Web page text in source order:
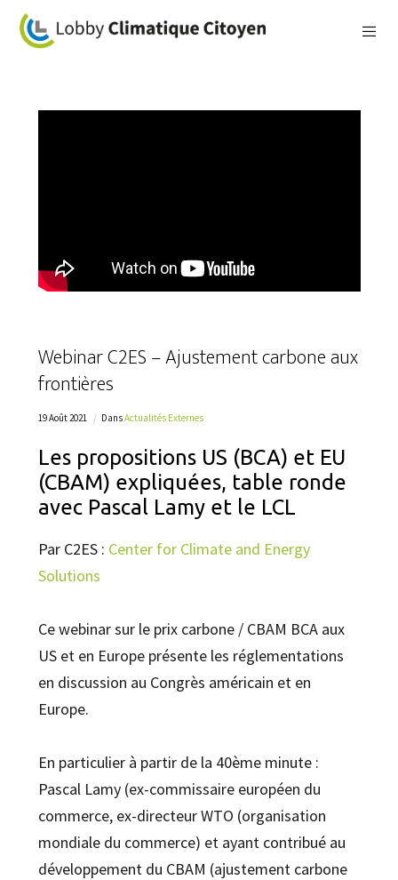
Webinar C2ES – Ajustement carbone aux
frontières
19 Août 2021 DansActualités Externes
Les propositions US (BCA) et EU
(CBAM) expliquées, table ronde
avec Pascal Lamy et le LCL
Par C2ES : Center for Climate and Energy
Solutions
Ce webinar sur le prix carbone / CBAM BCA aux
US et en Europe présente les réglementations
en discussion au Congrès américain et en
Europe.
En particulier à partir de la 40ème minute :
Pascal Lamy (ex-commissaire européen du
commerce, ex-directeur WTO (organisation
mondiale du commerce) et ayant contribué au
développement du CBAM (ajustement carbone